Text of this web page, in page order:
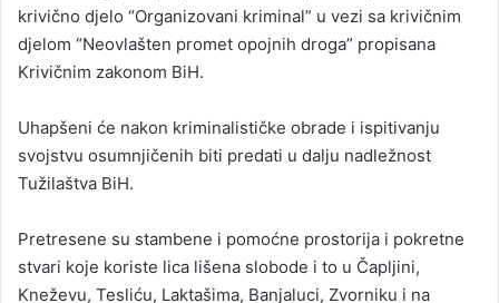
krivično djelo “Organizovani kriminal” u vezi sa krivičnim
djelom “Neovlašten promet opojnih droga” propisana
Krivičnim zakonom BiH.
Uhapšeni će nakon kriminalističke obrade i ispitivanju
svojstvu osumnjičenih biti predati u dalju nadležnost
Tužilaštva BiH.
Pretresene su stambene i pomoćne prostorija i pokretne
stvari koje koriste lica lišena slobode i to u Čapljini,
Kneževu, Tesliću, Laktašima, Banjaluci, Zvorniku i na